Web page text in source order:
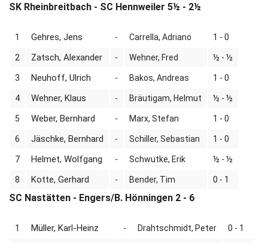
SK Rheinbreitbach - SC Hennweiler 5½ - 2½
1 Gehres, Jens - Carrella, Adriano 1 - 0
2 Zatsch, Alexander - Wehner, Fred ½ - ½
3 Neuhoff, Ulrich - Bakos, Andreas 1 - 0
4 Wehner, Klaus - Bräutigam, Helmut ½ - ½
5 Weber, Bernhard - Marx, Stefan 1 - 0
6 Jäschke, Bernhard - Schiller, Sebastian 1 - 0
7 Helmet, Wolfgang - Schwutke, Erik ½ - ½
8 Kotte, Gerhard - Bender, Tim 0 - 1
SC Nastätten - Engers/B. Hönningen 2 - 6
1 Müller, Karl-Heinz - Drahtschmidt, Peter 0 - 1